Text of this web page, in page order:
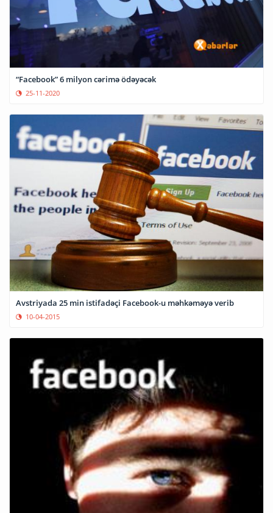
“Facebook” 6 milyon cərimə ödəyəcək
25-11-2020
Avstriyada 25 min istifadəçi Facebook-u məhkəməyə verib
10-04-2015